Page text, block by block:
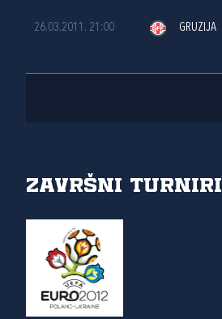
26.03.2011. 21:00 GRUZIJA
Završni turniri